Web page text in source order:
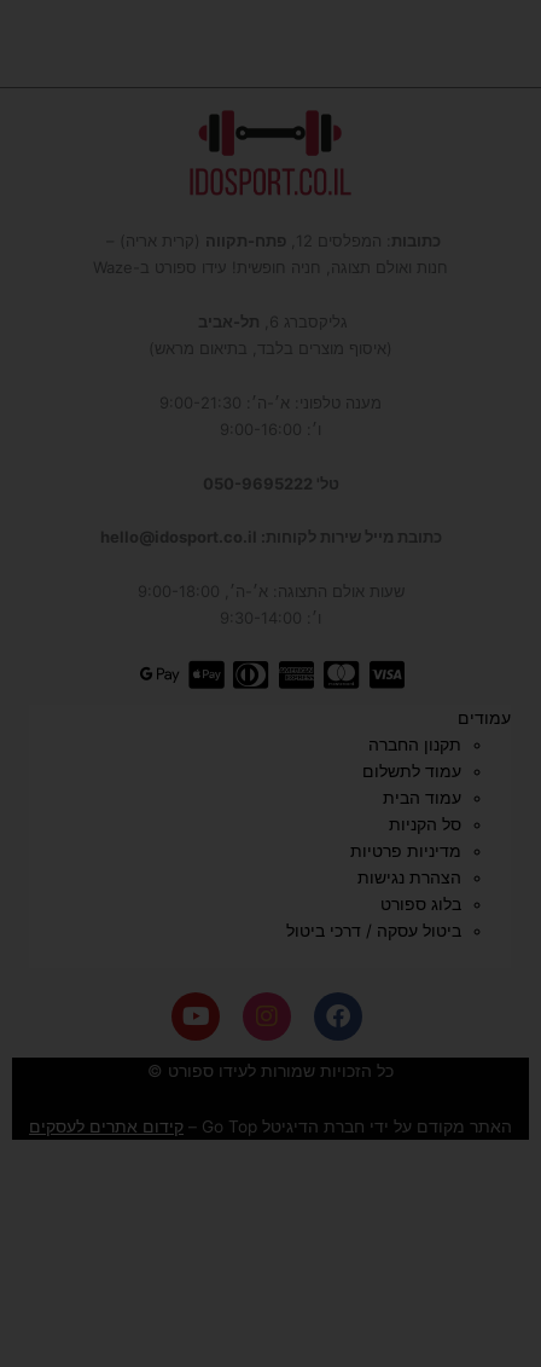
כתובות : המפלסים 12, פתח-תקווה (קרית אריה) –
חנות ואולם תצוגה, חניה חופשית! עידו ספורט ב-Waze
גליקסברג 6,
תל-אביב
(איסוף מוצרים בלבד, בתיאום מראש)
מענה טלפוני: א׳-ה׳: 9:00-21:30
ו׳: 9:00-16:00
טל' 050-9695222
כתובת מייל שירות לקוחות: hello@idosport.co.il
שעות אולם התצוגה: א׳-ה׳, 9:00-18:00
ו׳: 9:30-14:00
עמודים
תקנון החברה
עמוד לתשלום
עמוד הבית
סל הקניות
מדיניות פרטיות
הצהרת נגישות
בלוג ספורט
ביטול עסקה / דרכי ביטול
F
a
c
e
o
o
I
n
s
t
g
r
Y
o
u
t
b
e
כל הזכויות שמורות לעידו ספורט ©
האתר מקודם על ידי חברת הדיגיטל Go Top – קידום אתרים לעסקים